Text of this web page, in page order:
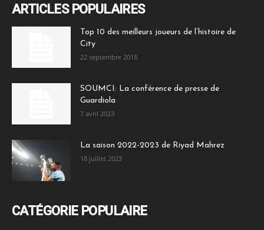
ARTICLES POPULAIRES
Top 10 des meilleurs joueurs de l’histoire de
City
22 septembre 2018
SOUMCI: La conférence de presse de
Guardiola
7 avril 2023
La saison 2022-2023 de Riyad Mahrez
18 juillet 2023
CATÉGORIE POPULAIRE